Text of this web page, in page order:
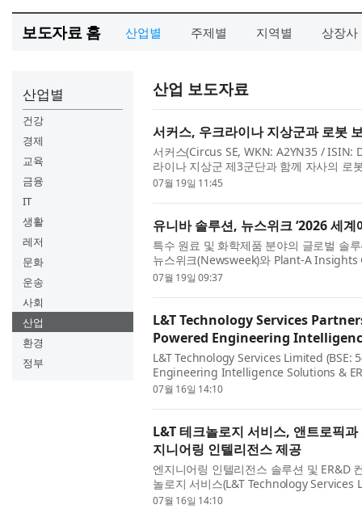
보도자료 홈 산업별 주제별 지역별 상장사
산업별
건강
경제
교육
금융
IT
생활
레저
문화
운송
사회
산업
환경
정부
산업 보도자료
서커스, 우크라이나 지상군과 로봇
서커스(Circus SE, WKN: A2YN35 / ISIN:
라이나 지상군 제3군단과 함께 자사의 로
제 분쟁 환경에서 자율 급식 보급 시스...
07월 19일 11:45
유니바 솔루션, 뉴스위크 ‘2026 세
특수 원료 및 화학제품 분야의 글로벌 솔
뉴스위크(Newsweek)와 Plant-A Insights
기업 (World’s Greenest Companies
07월 19일 09:37
L&T Technology Services
Powered Engineering
L&T Technology Services Limited (BSE:
Engineering Intelligence Solutions &
partnership with Anthropic to
07월 16일 14:10
L&T 테크놀로지 서비스, 앤트로픽
지니어링 인텔리전스 제공
엔지니어링 인텔리전스 솔루션 및 ER&D
놀로지 서비스(L&T Technology
거래소 LTTS)는 앤트로픽(Anthropic)과
07월 16일 14:10